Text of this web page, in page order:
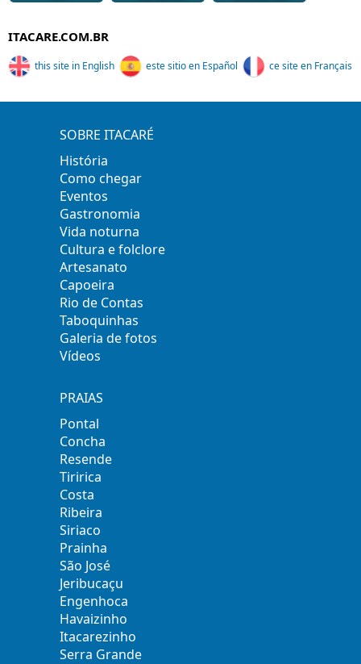
ITACARE.COM.BR
this site in English este sitio en Español ce site en Français
SOBRE ITACARÉ
História
Como chegar
Eventos
Gastronomia
Vida noturna
Cultura e folclore
Artesanato
Capoeira
Rio de Contas
Taboquinhas
Galeria de fotos
Vídeos
PRAIAS
Pontal
Concha
Resende
Tiririca
Costa
Ribeira
Siriaco
Prainha
São José
Jeribucaçu
Engenhoca
Havaizinho
Itacarezinho
Serra Grande